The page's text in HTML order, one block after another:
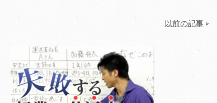
以前の記事